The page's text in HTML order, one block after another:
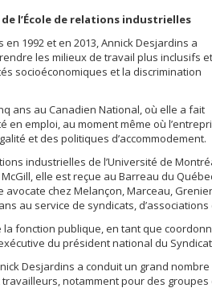
l’École de relations industrielles
1992 et en 2013, Annick Desjardins a
les milieux de travail plus inclusifs et
socioéconomiques et la discrimination
ans au Canadien National, où elle a fait
emploi, au moment même où
et des politiques d’accommodement.
industrielles de l’Université de
elle est reçue au Barreau du
avocate chez Melançon, Marceau, Grenier
au service de syndicats,
la fonction publique, en tant que
du président national du
Desjardins a conduit un grand
notamment pour des